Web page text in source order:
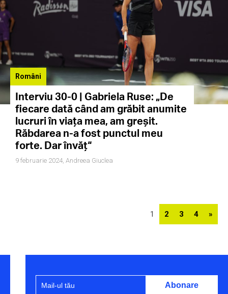
Români
Interviu 30-0 | Gabriela Ruse: „De
fiecare dată când am grăbit anumite
lucruri în viața mea, am greșit.
Răbdarea n-a fost punctul meu
forte. Dar învăț“
9 februarie 2024, Andreea Giuclea
1 2 3 4 »